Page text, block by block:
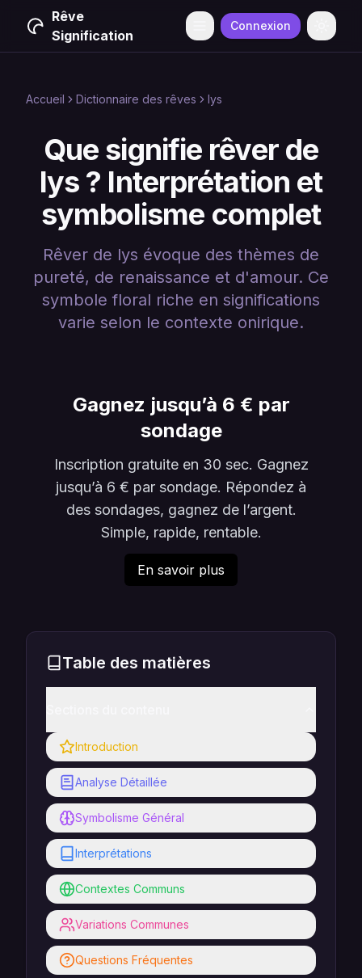
Rêve
Signification
Menu Connexion
Accueil Dictionnaire des rêves lys
Que signifie rêver de
lys ? Interprétation et
symbolisme complet
Rêver de lys évoque des thèmes de
pureté, de renaissance et d'amour. Ce
symbole floral riche en significations
varie selon le contexte onirique.
Gagnez jusqu’à 6 € par
sondage
Inscription gratuite en 30 sec. Gagnez
jusqu’à 6 € par sondage. Répondez à
des sondages, gagnez de l’argent.
Simple, rapide, rentable.
En savoir plus
Table des matières
Introduction
Analyse Détaillée
Symbolisme Général
Interprétations
Contextes Communs
Variations Communes
Questions Fréquentes